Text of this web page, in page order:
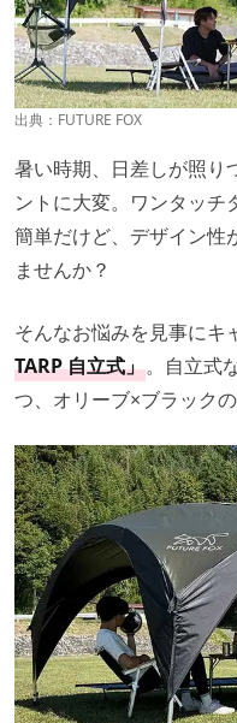
出典： FUTURE FOX
暑い時期、日差しが照り
ントに大変。ワンタッチ
簡単だけど、デザイン性
ませんか？
そんなお悩みを見事にキ
TARP 自立式」。自立式
つ、オリーブ×ブラック